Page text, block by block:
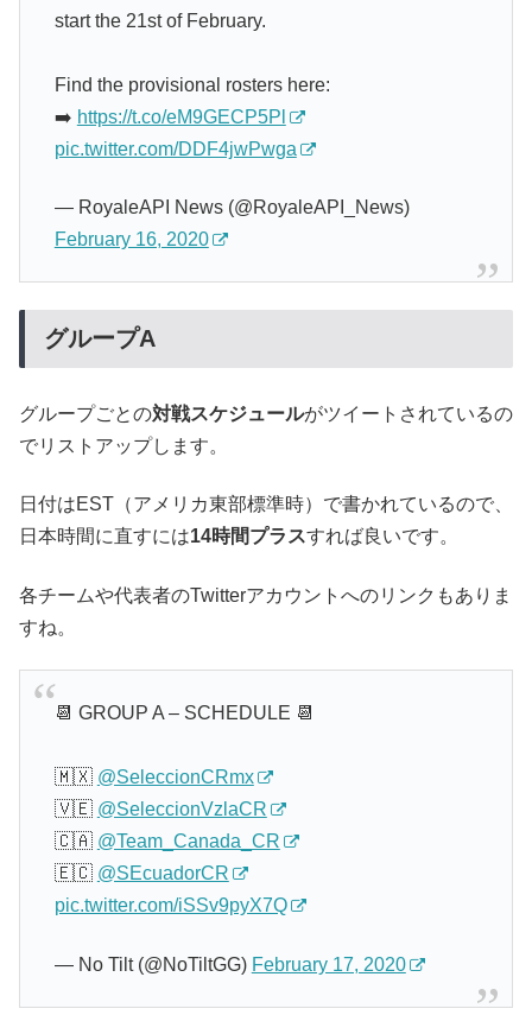
start the 21st of February.
Find the provisional rosters here:
➡️ https://t.co/eM9GECP5Pl
pic.twitter.com/DDF4jwPwga
— RoyaleAPI News (@RoyaleAPI_News)
February 16, 2020
グループA
グループごとの対戦スケジュールがツイートされているの
でリストアップします。
日付はEST（アメリカ東部標準時）で書かれているので、
日本時間に直すには14時間プラスすれば良いです。
各チームや代表者のTwitterアカウントへのリンクもありま
すね。
📆 GROUP A – SCHEDULE 📆
🇲🇽 @SeleccionCRmx
🇻🇪 @SeleccionVzlaCR
🇨🇦 @Team_Canada_CR
🇪🇨 @SEcuadorCR
pic.twitter.com/iSSv9pyX7Q
— No Tilt (@NoTiltGG) February 17, 2020